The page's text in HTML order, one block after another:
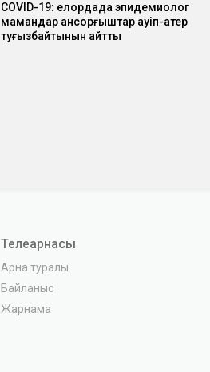
COVID-19: елордада эпидемиолог
мамандар қансорғыштар қауіп-қатер
туғызбайтынын айтты
Телеарнасы
Арна туралы
Байланыс
Жарнама